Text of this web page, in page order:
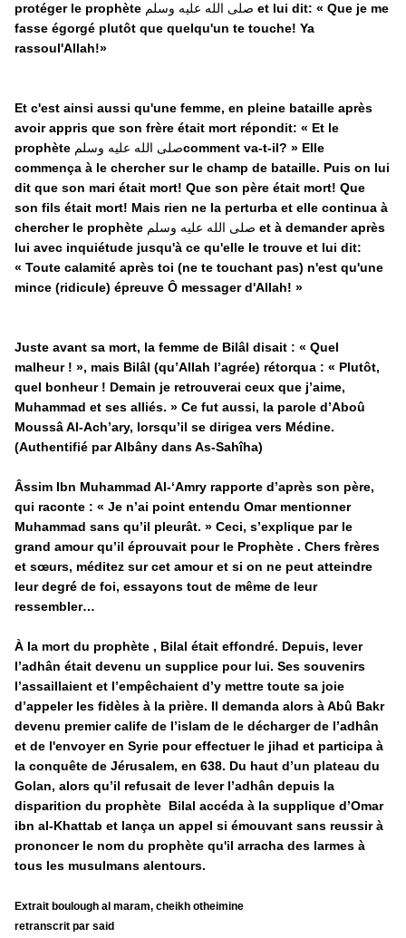
protéger le prophète صلى الله عليه وسلم et lui dit: « Que je me
fasse égorgé plutôt que quelqu'un te touche! Ya
rassoul'Allah!»
Et c'est ainsi aussi qu'une femme, en pleine bataille après
avoir appris que son frère était mort répondit: « Et le
prophète صلى الله عليه وسلمcomment va-t-il? » Elle
commença à le chercher sur le champ de bataille. Puis on lui
dit que son mari était mort! Que son père était mort! Que
son fils était mort! Mais rien ne la perturba et elle continua à
chercher le prophète
et à demander après
lui avec inquiétude jusqu'à ce qu'elle le trouve et lui dit:
« Toute calamité après toi (ne te touchant pas) n'est qu'une
mince (ridicule) épreuve Ô messager d'Allah! »
Juste avant sa mort, la femme de Bilâl disait : « Quel
malheur ! », mais Bilâl (qu’Allah l’agrée) rétorqua : « Plutôt,
quel bonheur ! Demain je retrouverai ceux que j’aime,
Muhammad et ses alliés. » Ce fut aussi, la parole d’Aboû
Moussâ Al-Ach’ary, lorsqu’il se dirigea vers Médine.
(Authentifié par Albâny dans As-Sahîha)
Âssim Ibn Muhammad Al-‘Amry rapporte d’après son père,
qui raconte : « Je n’ai point entendu Omar mentionner
Muhammad sans qu’il pleurât. » Ceci, s’explique par le
grand amour qu’il éprouvait pour le Prophète . Chers frères
et sœurs, méditez sur cet amour et si on ne peut atteindre
leur degré de foi, essayons tout de même de leur
ressembler…
À la mort du prophète , Bilal était effondré. Depuis, lever
l’adhân était devenu un supplice pour lui. Ses souvenirs
l’assaillaient et l’empêchaient d’y mettre toute sa joie
d’appeler les fidèles à la prière. Il demanda alors à Abû Bakr
devenu premier calife de l’islam de le décharger de l’adhân
et de l'envoyer en Syrie pour effectuer le jihad et participa à
la conquête de Jérusalem, en 638. Du haut d’un plateau du
Golan, alors qu’il refusait de lever l’adhân depuis la
disparition du prophète Bilal accéda à la supplique d’Omar
ibn al-Khattab et lança un appel si émouvant sans reussir à
prononcer le nom du prophète qu'il arracha des larmes à
tous les musulmans alentours.
Extrait boulough al maram, cheikh otheimine
retranscrit par said